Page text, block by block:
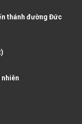
thánh đường Đức